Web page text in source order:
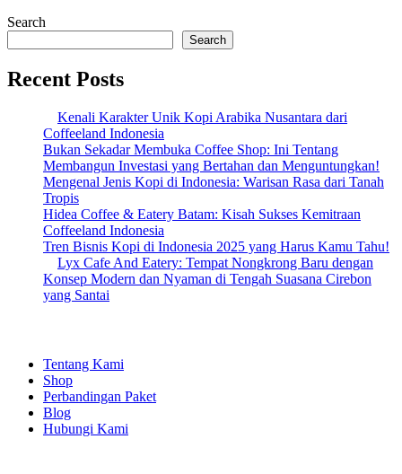
Search
Search
Recent Posts
Kenali Karakter Unik Kopi Arabika Nusantara dari
Coffeeland Indonesia
Bukan Sekadar Membuka Coffee Shop: Ini Tentang
Membangun Investasi yang Bertahan dan Menguntungkan!
Mengenal Jenis Kopi di Indonesia: Warisan Rasa dari Tanah
Tropis
Hidea Coffee & Eatery Batam: Kisah Sukses Kemitraan
Coffeeland Indonesia
Tren Bisnis Kopi di Indonesia 2025 yang Harus Kamu Tahu!
Lyx Cafe And Eatery: Tempat Nongkrong Baru dengan
Konsep Modern dan Nyaman di Tengah Suasana Cirebon
yang Santai
Tentang Kami
Shop
Perbandingan Paket
Blog
Hubungi Kami